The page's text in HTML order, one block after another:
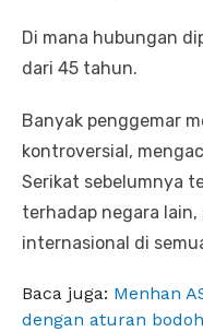
Di mana hubungan
dari 45 tahun.
Banyak penggemar
kontroversial,
Serikat sebelumnya
terhadap negara lain,
internasional di
Baca juga: Menhan
dengan aturan bodoh